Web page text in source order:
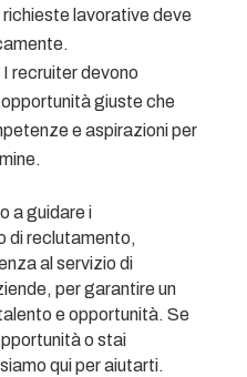
lavorative deve
I recruiter devono
giuste che
e aspirazioni per
a guidare i
di reclutamento,
al servizio di
per garantire un
e opportunità. Se
o stai
qui per aiutarti.